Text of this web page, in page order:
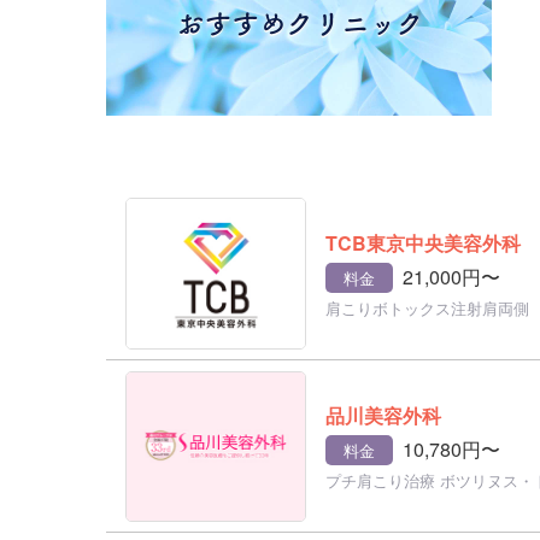
TCB東京中央美容外科
料金 21,000円〜
肩こりボトックス注射肩両側
品川美容外科
料金 10,780円〜
プチ肩こり治療 ボツリヌス・